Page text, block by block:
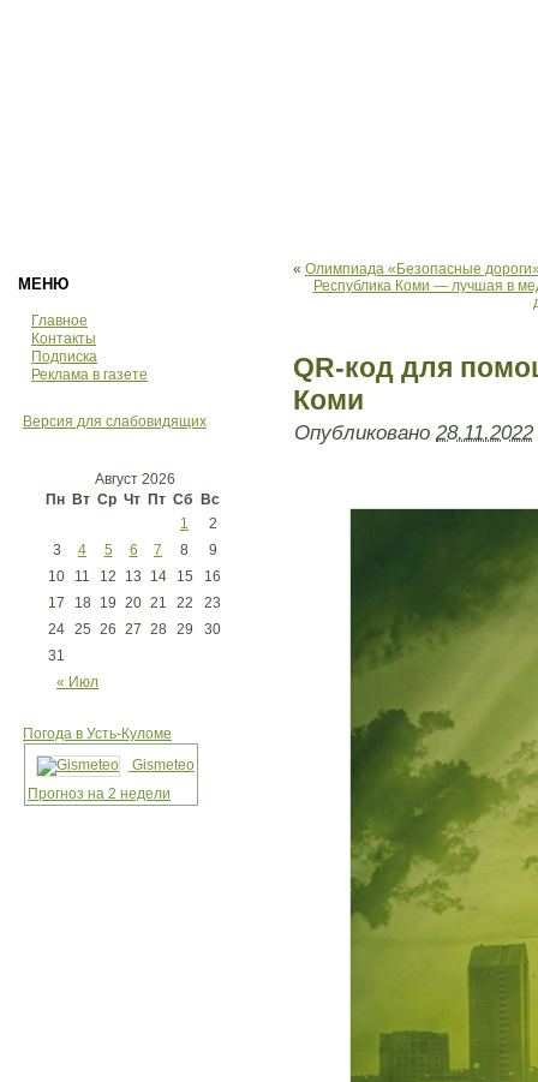
МЕНЮ
Главное
Контакты
Подписка
Реклама в газете
Версия для слабовидящих
Август 2026
Пн Вт Ср Чт Пт Сб Вс
« Июл
1
2
3
4 5 6 7 8
9
10
11 12 13 14 15
16
17
18 19 20 21 22
23
24 25 26 27 28 29
30
31
Погода в Усть-Куломе
Gismeteo
Прогноз на 2 недели
« Олимпиада «Безопасные
Республика Коми — лучшая в
QR-код для
Коми
Опубликовано 28.11.2022